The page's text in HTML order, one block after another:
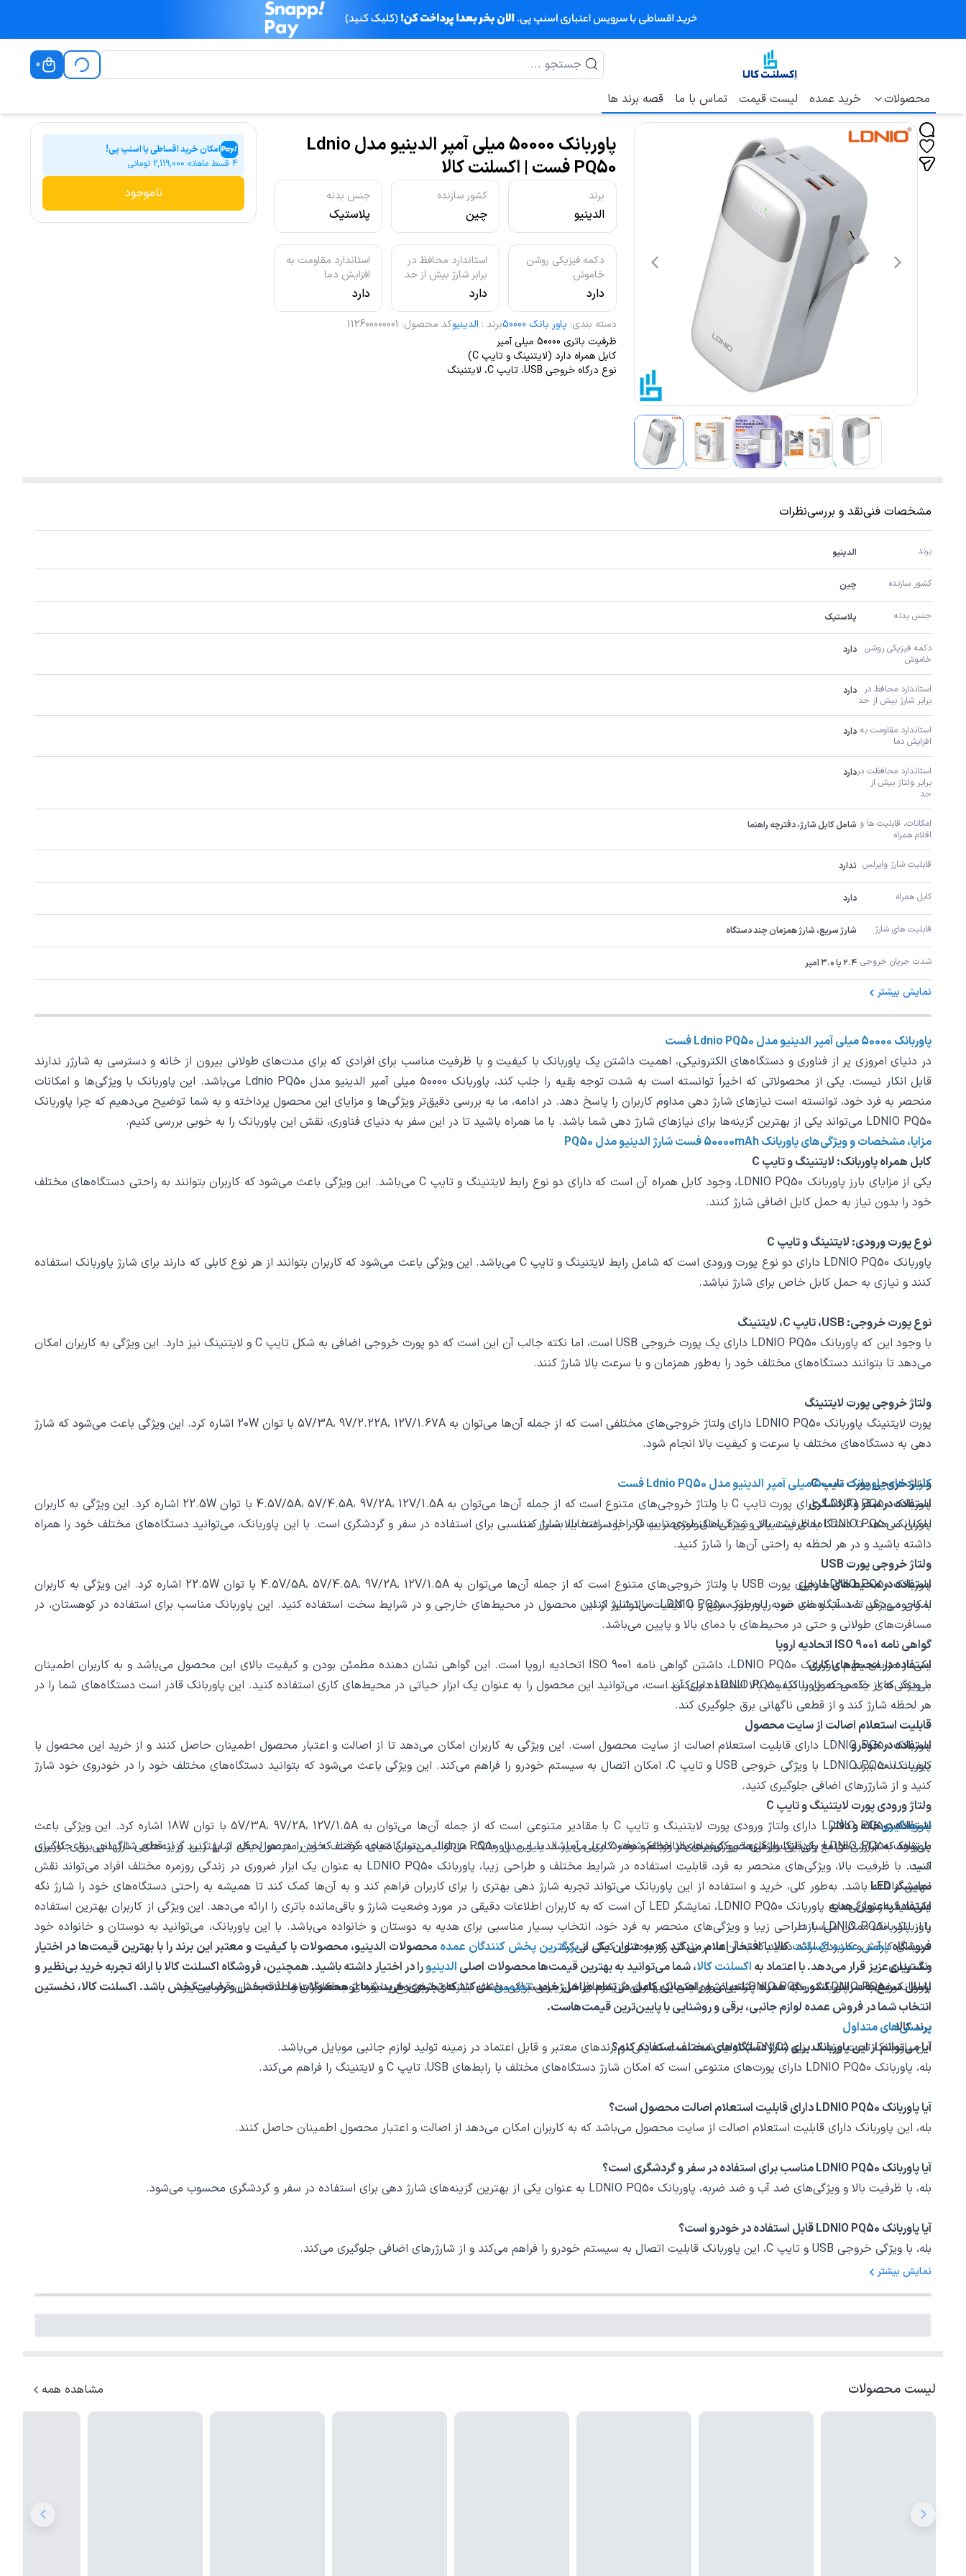
0
محصولات خرید عمده لیست قیمت تماس با ما قصه برند ها
پاوربانک 50000 میلی آمپر الدینیو مدل Ldnio
PQ50 فست | اکسلنت کالا
برند
الدینیو
کشور سازنده
چین
جنس بدنه
پلاستیک
دکمه فیزیکی روشن
خاموش
دارد
استاندارد محافظ در
برابر شارژ بیش از حد
دارد
استاندارد مقاومت به
افزایش دما
دارد
دسته بندی: پاور بانک 50000 برند : الدینیوکد محصول:
112600000001
ظرفیت باتری 50000 میلی آمپر
کابل همراه دارد (لایتنینگ و تایپ C)
نوع درگاه خروجی USB، تایپ C، لایتنینگ
امکان خرید اقساطی با اسنپ پی!
4 قسط ماهانه
2,119,000 تومانی
ناموجود
مشخصات فنینقد و بررسینظرات
برند الدینیو
کشور سازنده چین
جنس بدنه پلاستیک
خاموش
دارد
برابر شارژ بیش از حد
دارد
افزایش دما
دارد
استاندارد محافظت در
حد
دارد
اقلام همراه
شامل کابل شارژ، دفترچه راهنما
قابلیت شارژ وایرلس ندارد
کابل همراه دارد
قابلیت های شارژ شارژ سریع، شارژ همزمان چند دستگاه
شدت جریان خروجی ۲.۴ یا ۳.۰ آمپر
نمایش بیشتر
پاوربانک 50000 میلی آمپر الدینیو مدل Ldnio PQ50 فست
در دنیای امروزی پر از فناوری و دستگاه‌های الکترونیکی، اهمیت داشتن یک پاوربانک با کیفیت و با ظرفیت مناسب برای افرادی که برای مدت‌های طولانی بیرون از خانه و دسترسی به شارژر ندارند
قابل انکار نیست. یکی از محصولاتی که اخیراً توانسته است به شدت توجه بقیه را جلب کند، پاوربانک 50000 میلی آمپر الدینیو مدل Ldnio PQ50 می‌باشد. این پاوربانک با ویژگی‌ها و امکانات
منحصر به فرد خود، توانسته است نیازهای شارژ دهی مداوم کاربران را پاسخ دهد. در ادامه، ما به بررسی دقیق‌تر ویژگی‌ها و مزایای این محصول پرداخته و به شما توضیح می‌دهیم که چرا پاوربانک
LDNIO PQ50 می‌تواند یکی از بهترین گزینه‌ها برای نیازهای شارژ دهی شما باشد. با ما همراه باشید تا در این سفر به دنیای فناوری، نقش این پاوربانک را به خوبی بررسی کنیم.
مزایا، مشخصات و ویژگی‌های پاوربانک 50000mAh فست شارژ الدینیو مدل PQ50
کابل همراه پاوربانک: لایتنینگ و تایپ C
یکی از مزایای بارز پاوربانک LDNIO PQ50، وجود کابل همراه آن است که دارای دو نوع رابط لایتنینگ و تایپ C می‌باشد. این ویژگی باعث می‌شود که کاربران بتوانند به راحتی دستگاه‌های مختلف
خود را بدون نیاز به حمل کابل اضافی شارژ کنند.
نوع پورت ورودی: لایتنینگ و تایپ C
پاوربانک LDNIO PQ50 دارای دو نوع پورت ورودی است که شامل رابط لایتنینگ و تایپ C می‌باشد. این ویژگی باعث می‌شود که کاربران بتوانند از هر نوع کابلی که دارند برای شارژ پاوربانک استفاده
کنند و نیازی به حمل کابل خاص برای شارژ نباشد.
نوع پورت خروجی: USB، تایپ C، لایتنینگ
با وجود این که پاوربانک LDNIO PQ50 دارای یک پورت خروجی USB است، اما نکته جالب آن این است که دو پورت خروجی اضافی به شکل تایپ C و لایتنینگ نیز دارد. این ویژگی به کاربران امکان
می‌دهد تا بتوانند دستگاه‌های مختلف خود را به‌طور همزمان و با سرعت بالا شارژ کنند.
ولتاژ خروجی پورت لایتنینگ
پورت لایتنینگ پاوربانک LDNIO PQ50 دارای ولتاژ خروجی‌های مختلفی است که از جمله آن‌ها می‌توان به 5V/3A، 9V/2.22A، 12V/1.67A با توان 20W اشاره کرد. این ویژگی باعث می‌شود که شارژ
دهی به دستگاه‌های مختلف با سرعت و کیفیت بالا انجام شود.
ولتاژ خروجی پورت تایپ C
پاوربانک LDNIO PQ50 دارای پورت تایپ C با ولتاژ خروجی‌های متنوع است که از جمله آن‌ها می‌توان به 4.5V/5A، 5V/4.5A، 9V/2A، 12V/1.5A با توان 22.5W اشاره کرد. این ویژگی به کاربران
امکان می‌دهد تا دستگاه‌های پشتیبانی شده با تکنولوژی تایپ C را با سرعت بالا شارژ کنند.
ولتاژ خروجی پورت USB
پاوربانک LDNIO PQ50 دارای پورت USB با ولتاژ خروجی‌های متنوع است که از جمله آن‌ها می‌توان به 4.5V/5A، 5V/4.5A، 9V/2A، 12V/1.5A با توان 22.5W اشاره کرد. این ویژگی به کاربران
امکان می‌دهد تا دستگاه‌های خود را به‌طور سریع و با کیفیت بالا شارژ کنند.
گواهی نامه ISO 9001 اتحادیه اروپا
یکی از مزایای مهم پاوربانک LDNIO PQ50، داشتن گواهی نامه ISO 9001 اتحادیه اروپا است. این گواهی نشان دهنده مطمئن بودن و کیفیت بالای این محصول می‌باشد و به کاربران اطمینان
می‌دهد که از یک محصول با کیفیت بالا استفاده می‌کنند.
قابلیت استعلام اصالت از سایت محصول
پاوربانک LDNIO PQ50 دارای قابلیت استعلام اصالت از سایت محصول است. این ویژگی به کاربران امکان می‌دهد تا از اصالت و اعتبار محصول اطمینان حاصل کنند و از خرید این محصول با
کیفیت لذت ببرند.
ولتاژ ورودی پورت لایتنینگ و تایپ C
پاوربانک LDNIO PQ50 دارای ولتاژ ورودی پورت لایتنینگ و تایپ C با مقادیر متنوعی است که از جمله آن‌ها می‌توان به 5V/3A، 9V/2A، 12V/1.5A با توان 18W اشاره کرد. این ویژگی باعث
می‌شود که شارژ دهی به پاوربانک با سرعت و کیفیت بالا انجام شود.
نمایشگر LED
یکی دیگر از ویژگی‌های پاوربانک LDNIO PQ50، نمایشگر LED آن است که به کاربران اطلاعات دقیقی در مورد وضعیت شارژ و باقی‌مانده باتری را ارائه می‌دهد. این ویژگی از کاربران بهترین استفاده
را از پاوربانک ممکن می‌سازد.
رنگ بندی
پاوربانک LDNIO PQ50 در رنگ سفید طراحی شده است که باعث می‌شود ظاهر زیبا و شیکی داشته باشد و با هر نوع سلیقه‌ای هماهنگ باشد.
برند کالا
این پاوربانک تحت برند الدینیو (LDNIO) تولید شده است که یکی از برندهای معتبر و قابل اعتماد در زمینه تولید لوازم جانبی موبایل می‌باشد.
کاربردهای پاوربانک 50000 میلی آمپر الدینیو مدل Ldnio PQ50 فست
استفاده در سفر و گردشگری
پاوربانک LDNIO PQ50 با ظرفیت بالا و ویژگی‌های منحصر به فرد خود، انتخاب بسیار مناسبی برای استفاده در سفر و گردشگری است. با این پاوربانک، می‌توانید دستگاه‌های مختلف خود را همراه
داشته باشید و در هر لحظه به راحتی آن‌ها را شارژ کنید.
استفاده در محیط‌های خارجی
با وجود ویژگی ضد آب و ضد ضربه پاوربانک LDNIO PQ50، می‌توانید از این محصول در محیط‌های خارجی و در شرایط سخت استفاده کنید. این پاوربانک مناسب برای استفاده در کوهستان، در
مسافرت‌های طولانی و حتی در محیط‌های با دمای بالا و پایین می‌باشد.
استفاده در محیط‌های کاری
با ویژگی‌های خاصی که پاوربانک LDNIO PQ50 دارای آن است، می‌توانید این محصول را به عنوان یک ابزار حیاتی در محیط‌های کاری استفاده کنید. این پاوربانک قادر است دستگاه‌های شما را در
هر لحظه شارژ کند و از قطعی ناگهانی برق جلوگیری کند.
استفاده در خودرو
پاوربانک LDNIO PQ50 با ویژگی خروجی USB و تایپ C، امکان اتصال به سیستم خودرو را فراهم می‌کند. این ویژگی باعث می‌شود که بتوانید دستگاه‌های مختلف خود را در خودروی خود شارژ
کنید و از شارژرهای اضافی جلوگیری کنید.
استفاده در خانه و دفتر
پاوربانک LDNIO PQ50 یکی از ابزارهای ضروری برای هر خانه و دفتر کاری می‌باشد. با این پاوربانک، می‌توانید دستگاه‌های مختلف خود را در هر لحظه شارژ کنید و از قطعی ناگهانی برق جلوگیری
کنید.
استفاده به‌عنوان هدیه
پاوربانک LDNIO PQ50 با طراحی زیبا و ویژگی‌های منحصر به فرد خود، انتخاب بسیار مناسبی برای هدیه به دوستان و خانواده می‌باشد. با این پاوربانک، می‌توانید به دوستان و خانواده خود
هدیه‌ای کارآمد و کاربردی ارائه دهید که به آن‌ها در زندگی روزمره‌شان کمک می‌کند.
با این توضیحات، پاوربانک LDNIO PQ50 به عنوان یکی از بهترین گزینه‌های شارژ دهی برای مختلف نیازهای شارژ دهی، مورد توجه کاربران و علاقه‌مندان قرار می‌گیرد.
نتیجه‌گیری
با توجه به بررسی جامع و دقیق ویژگی‌ها و کاربردهای پاوربانک 50000 میلی آمپر الدینیو مدل Ldnio PQ50، می‌توان نتیجه گرفت که این محصول یکی از بهترین گزینه‌های شارژ دهی برای کاربران
است. با ظرفیت بالا، ویژگی‌های منحصر به فرد، قابلیت استفاده در شرایط مختلف و طراحی زیبا، پاوربانک LDNIO PQ50 به عنوان یک ابزار ضروری در زندگی روزمره مختلف افراد می‌تواند نقش
مهمی داشته باشد. به‌طور کلی، خرید و استفاده از این پاوربانک می‌تواند تجربه شارژ دهی بهتری را برای کاربران فراهم کند و به آن‌ها کمک کند تا همیشه به راحتی دستگاه‌های خود را شارژ نگه
دارند.
فروشگاهپخش عمده اکسلنتکالا با افتخار اعلام می‌کند که به عنوان یکی ازبزرگترین پخش کنندگان عمده محصولات الدینیو، محصولات با کیفیت و معتبر این برند را با بهترین قیمت‌ها در اختیار
مشتریان عزیز قرار می‌دهد. با اعتماد به اکسلنت کالا، شما می‌توانید به بهترین قیمت‌ها محصولات اصلی الدینیورا در اختیار داشته باشید. همچنین، فروشگاه اکسلنت کالا با ارائه تجربه خرید بی‌نظیر و
ارسال سریع به سراسر کشور، به همراه پشتیبانی و راهنمایی کامل در تمام مراحل خرید،تضمینمی‌کند که تجربه‌ی خرید شما از محصولات ما لذت‌بخش و رضایت‌بخش باشد. اکسلنت کالا، نخستین
انتخاب شما در فروش عمده لوازم جانبی، برقی و روشنایی با پایین‌ترین قیمت‌هاست.
پرسش‌های متداول
آیا می‌توانم از این پاوربانک برای شارژ دستگاه‌های مختلف استفاده کنم؟
بله، پاوربانک LDNIO PQ50 دارای پورت‌های متنوعی است که امکان شارژ دستگاه‌های مختلف با رابط‌های USB، تایپ C و لایتنینگ را فراهم می‌کند.
آیا پاوربانک LDNIO PQ50 دارای قابلیت استعلام اصالت محصول است؟
بله، این پاوربانک دارای قابلیت استعلام اصالت از سایت محصول می‌باشد که به کاربران امکان می‌دهد از اصالت و اعتبار محصول اطمینان حاصل کنند.
آیا پاوربانک LDNIO PQ50 مناسب برای استفاده در سفر و گردشگری است؟
بله، با ظرفیت بالا و ویژگی‌های ضد آب و ضد ضربه، پاوربانک LDNIO PQ50 به عنوان یکی از بهترین گزینه‌های شارژ دهی برای استفاده در سفر و گردشگری محسوب می‌شود.
آیا پاوربانک LDNIO PQ50 قابل استفاده در خودرو است؟
بله، با ویژگی خروجی USB و تایپ C، این پاوربانک قابلیت اتصال به سیستم خودرو را فراهم می‌کند و از شارژرهای اضافی جلوگیری می‌کند.
نمایش بیشتر
لیست محصولات مشاهده همه